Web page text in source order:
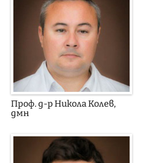
Проф. д-р Никола Колев,
дмн